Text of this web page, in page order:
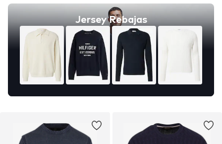
Jersey Rebajas